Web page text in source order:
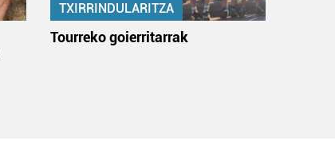
TXIRRINDULARITZA
Tourreko goierritarrak